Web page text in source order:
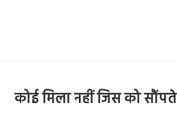
कोई मिला नहीं जिस को सौंपते